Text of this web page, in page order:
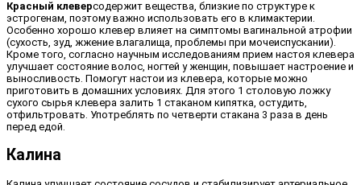
Красный клеверсодержит вещества, близкие по структуре к
эстрогенам, поэтому важно использовать его в климактерии.
Особенно хорошо клевер влияет на симптомы вагинальной атрофии
(сухость, зуд, жжение влагалища, проблемы при мочеиспускании).
Кроме того, согласно научным исследованиям прием настоя клевера
улучшает состояние волос, ногтей у женщин, повышает настроение и
выносливость. Помогут настои из клевера, которые можно
приготовить в домашних условиях. Для этого 1 столовую ложку
сухого сырья клевера залить 1 стаканом кипятка, остудить,
отфильтровать. Употреблять по четверти стакана 3 раза в день
перед едой.
Калина